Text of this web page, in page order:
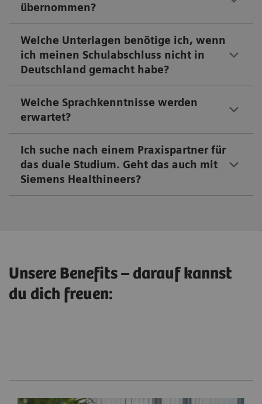
übernommen?
Welche Unterlagen benötige ich, wenn
ich meinen Schulabschluss nicht in
Deutschland gemacht habe?
Welche Sprachkenntnisse werden
erwartet?​
Ich suche nach einem Praxispartner für
das duale Studium. Geht das auch mit
Siemens Healthineers?
Unsere Benefits – darauf kannst
du dich freuen: